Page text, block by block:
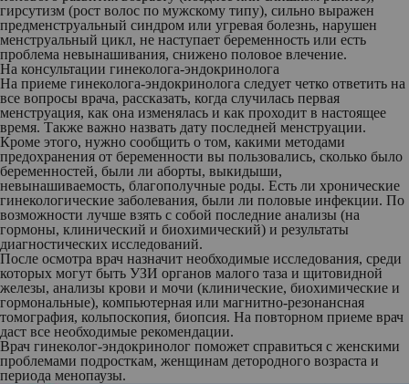
гирсутизм (рост волос по мужскому типу), сильно выражен
предменструальный синдром или угревая болезнь, нарушен
менструальный цикл, не наступает беременность или есть
проблема невынашивания, снижено половое влечение.
На консультации гинеколога-эндокринолога
На приеме гинеколога-эндокринолога следует четко ответить на
все вопросы врача, рассказать, когда случилась первая
менструация, как она изменялась и как проходит в настоящее
время. Также важно назвать дату последней менструации.
Кроме этого, нужно сообщить о том, какими методами
предохранения от беременности вы пользовались, сколько было
беременностей, были ли аборты, выкидыши,
невынашиваемость, благополучные роды. Есть ли хронические
гинекологические заболевания, были ли половые инфекции. По
возможности лучше взять с собой последние анализы (на
гормоны, клинический и биохимический) и результаты
диагностических исследований.
После осмотра врач назначит необходимые исследования, среди
которых могут быть УЗИ органов малого таза и щитовидной
железы, анализы крови и мочи (клинические, биохимические и
гормональные), компьютерная или магнитно-резонансная
томография, кольпоскопия, биопсия. На повторном приеме врач
даст все необходимые рекомендации.
Врач гинеколог-эндокринолог поможет справиться с женскими
проблемами подросткам, женщинам детородного возраста и
периода менопаузы.